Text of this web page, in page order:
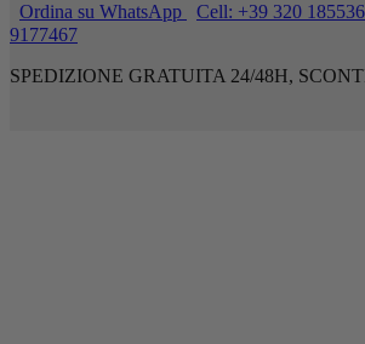
Ordina su WhatsApp Cell: +39 320
9177467
SPEDIZIONE GRATUITA 24/48H,